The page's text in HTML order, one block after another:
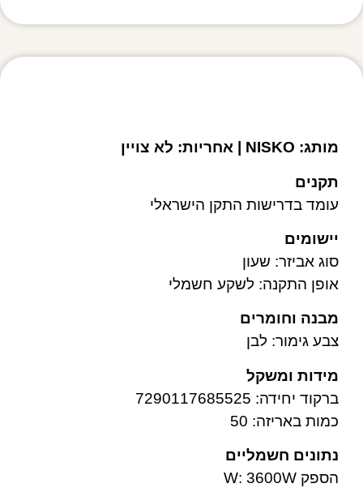
מותג: NISKO | אחריות: לא צויין
תקנים
עומד בדרישות התקן הישראלי
יישומים
סוג אביזר: שעון
אופן התקנה: לשקע חשמלי
מבנה וחומרים
צבע גימור: לבן
מידות ומשקל
ברקוד יחידה: 7290117685525
כמות באריזה: 50
נתונים חשמליים
הספק W: 3600W